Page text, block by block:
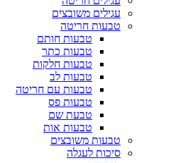
עגילים משובצים
טבעות חריטה
טבעות חותם
טבעות כתר
טבעות חלקות
טבעות לב
טבעות עם חריטה
טבעות פס
טבעת שם
טבעות אות
טבעות משובצים
סיכות לעגלה